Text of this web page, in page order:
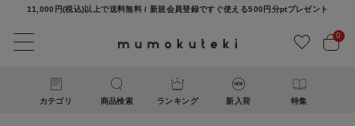
11,000円(税込)以上で送料無料 / 新規会員登録ですぐ使える500円分ptプレゼント
0
カテゴリ 商品検索 ランキング 新入荷 特集